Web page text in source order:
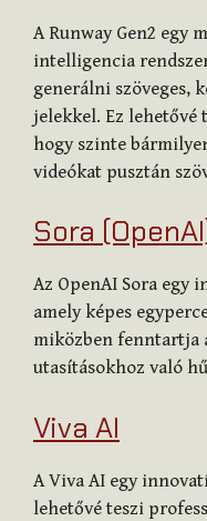
A Runway Gen2 egy
intelligencia
generálni szöveges,
jelekkel. Ez lehetővé
hogy szinte
videókat pusztán
Sora
Az OpenAI Sora egy
amely képes
miközben fenntartja
utasításokhoz való
Viva AI
A Viva AI egy
lehetővé teszi